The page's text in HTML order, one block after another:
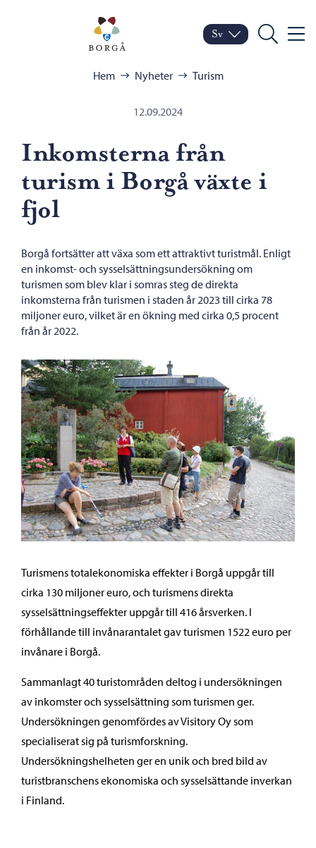
Porvoo – Gå till
Byt språk
Nuvarande språk:
Sv
Sök Meny
Hem Nyheter Turism
12.09.2024
Inkomsterna från
turism i Borgå växte i
fjol
Borgå fortsätter att växa som ett attraktivt turistmål. Enligt
en inkomst- och sysselsättningsundersökning om
turismen som blev klar i somras steg de direkta
inkomsterna från turismen i staden år 2023 till cirka 78
miljoner euro, vilket är en ökning med cirka 0,5 procent
från år 2022.
Turismens totalekonomiska effekter i Borgå uppgår till
cirka 130 miljoner euro, och turismens direkta
sysselsättningseffekter uppgår till 416 årsverken. I
förhållande till invånarantalet gav turismen 1522 euro per
invånare i Borgå.
Sammanlagt 40 turistområden deltog i undersökningen
av inkomster och sysselsättning som turismen ger.
Undersökningen genomfördes av Visitory Oy som
specialiserat sig på turismforskning.
Undersökningshelheten ger en unik och bred bild av
turistbranschens ekonomiska och sysselsättande inverkan
i Finland.